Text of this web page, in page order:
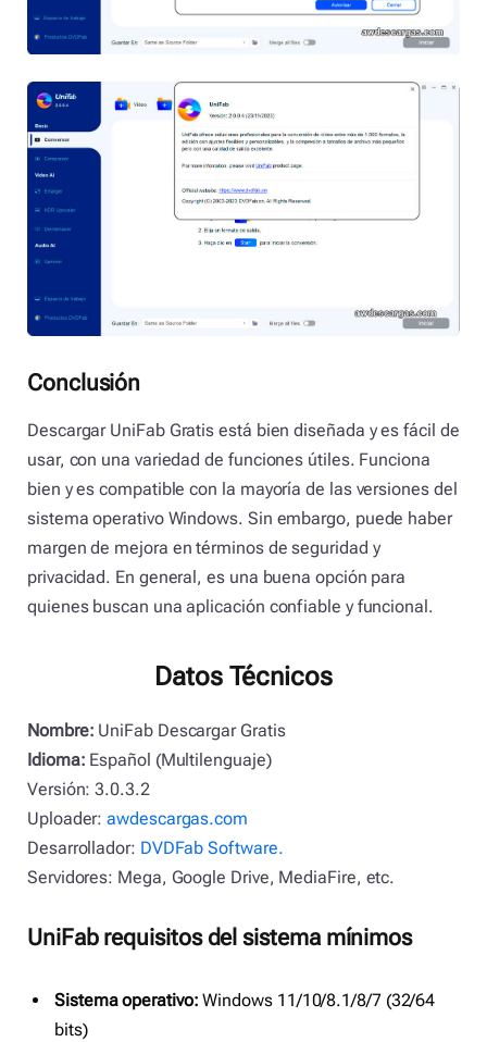
Conclusión
Descargar UniFab Gratis está bien diseñada y es fácil de
usar, con una variedad de funciones útiles. Funciona
bien y es compatible con la mayoría de las versiones del
sistema operativo Windows. Sin embargo, puede haber
margen de mejora en términos de seguridad y
privacidad. En general, es una buena opción para
quienes buscan una aplicación confiable y funcional.
Datos Técnicos
Nombre: UniFab Descargar Gratis
Idioma: Español (Multilenguaje)
Versión: 3.0.3.2
Uploader:awdescargas.com
Desarrollador: DVDFab Software.
Servidores: Mega, Google Drive, MediaFire, etc.
UniFab requisitos del sistema mínimos
Sistema operativo: Windows 11/10/8.1/8/7 (32/64
bits)